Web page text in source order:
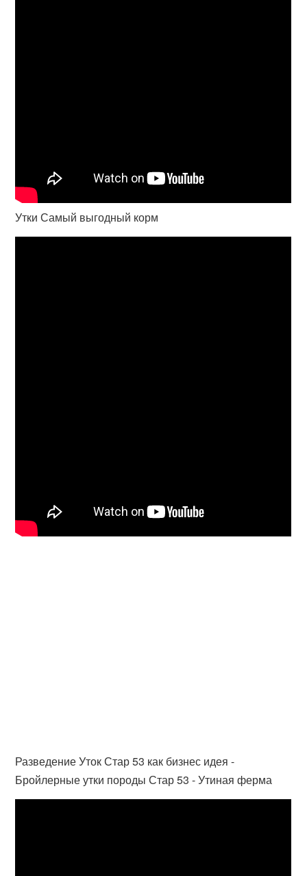
Утки Самый выгодный корм
Разведение Уток Стар 53 как бизнес идея -
Бройлерные утки породы Стар 53 - Утиная ферма